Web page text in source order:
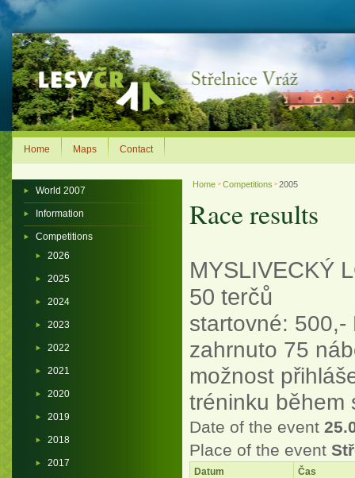
Home > Competitions > 2005
Race results
MYSLIVECKÝ
50 terčů
startovné: 500,-
zahrnuto 75
možnost
tréninku během
Date of the event
Place of the event
Datum
Čas
World 2007
Information
Competitions
2026
2025
2024
2023
2022
2021
2020
2019
2018
2017
Home Maps Contact